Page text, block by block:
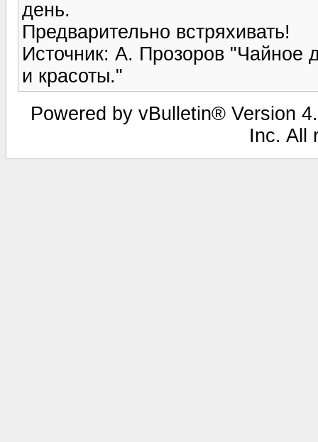
день.
Предварительно встряхивать!
Источник: А. Прозоров "Чайное
и красоты."
Powered by vBulletin® Version
Inc. All